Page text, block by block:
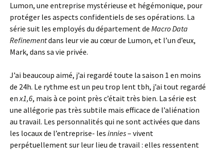
Lumon, une entreprise mystérieuse et hégémonique, pour
protéger les aspects confidentiels de ses opérations. La
série suit les employés du département de Macro Data
Refinementdans leur vie au cœur de Lumon, et l’un d’eux,
Mark, dans sa vie privée.
J’ai beaucoup aimé, j’ai regardé toute la saison 1 en moins
de 24h. Le rythme est un peu trop lent tbh, j’ai tout regardé
enx1,6, mais à ce point près c’était très bien. La série est
une allégorie pas très subtile mais efficace de l’aliénation
au travail. Les personnalités qui ne sont activées que dans
les locaux de l’entreprise- les innies– vivent
perpétuellement sur leur lieu de travail : elles ressentent